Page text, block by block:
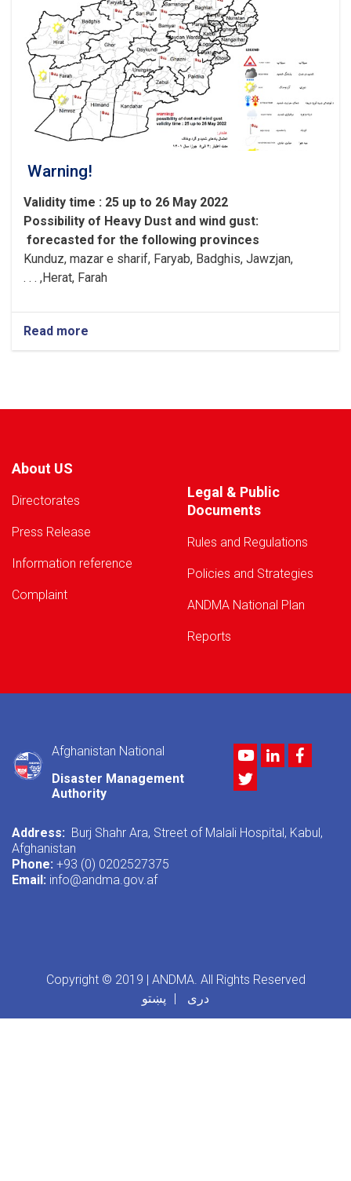
Warning!
Validity time : 25 up to 26 May 2022
:
Possibility of Heavy Dust and wind gust
forecasted for the following provinces
Kunduz, mazar e sharif, Faryab, Badghis, Jawzjan,
Herat, Farah, . . .
Read more
About US
Directorates
Press Release
Information reference
Complaint
Legal & Public
Documents
Rules and Regulations
Policies and Strategies
ANDMA National Plan
Reports
Afghanistan National
Disaster Management
Authority
YoutubeLinkedIn
Twitter
Address: Burj Shahr Ara, Street of Malali Hospital, Kabul,
Afghanistan
Phone: +93 (0) 0202527375
Email: info@andma.gov.af
Copyright © 2019 | ANDMA. All Rights Reserved
پښتو
دری